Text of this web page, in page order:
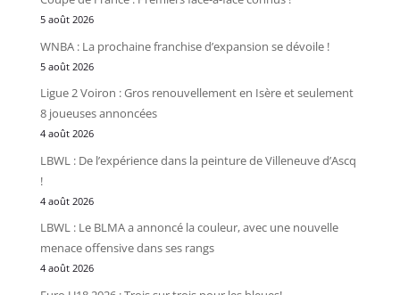
5 août 2026
WNBA : La prochaine franchise d’expansion se dévoile !
5 août 2026
Ligue 2 Voiron : Gros renouvellement en Isère et seulement
8 joueuses annoncées
4 août 2026
LBWL : De l’expérience dans la peinture de Villeneuve d’Ascq
!
4 août 2026
LBWL : Le BLMA a annoncé la couleur, avec une nouvelle
menace offensive dans ses rangs
4 août 2026